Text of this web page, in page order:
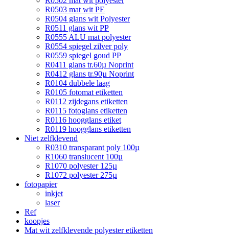
R0503 mat wit PE
R0504 glans wit Polyester
R0511 glans wit PP
R0555 ALU mat polyester
R0554 spiegel zilver poly
R0559 spiegel goud PP
R0411 glans tr.60µ Noprint
R0412 glans tr.90µ Noprint
R0104 dubbele laag
R0105 fotomat etiketten
R0112 zijdegans etiketten
R0115 fotoglans etiketten
R0116 hoogglans etiket
R0119 hoogglans etiketten
Niet zelfklevend
R0310 transparant poly 100µ
R1060 translucent 100µ
R1070 polyester 125µ
R1072 polyester 275µ
fotopapier
inkjet
laser
Ref
koopjes
Mat wit zelfklevende polyester etiketten